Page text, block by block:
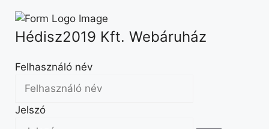
Hédisz2019 Kft. Webáruház
Felhasználó név
Jelszó